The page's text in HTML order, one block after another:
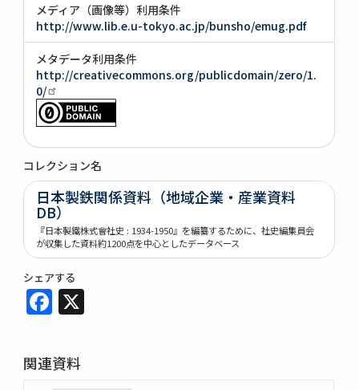
メディア（画像等）利用条件
http://www.lib.e.u-tokyo.ac.jp/bunsho/emug.pdf
メタデータ利用条件
http://creativecommons.org/publicdomain/zero/1.
0/
コレクション名
日本製鉄関係資料（地域企業・産業資料
DB）
『日本製鐵株式會社史 : 1934-1950』を編纂するために、社史編集員会
が収集した資料約1200点を中心としたデータベース
シェアする
Facebook
関連資料